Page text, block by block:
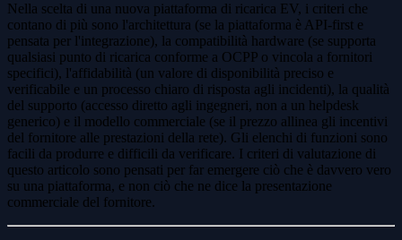
Nella scelta di una nuova piattaforma di ricarica EV, i criteri che
contano di più sono l'architettura (se la piattaforma è API-first e
pensata per l'integrazione), la compatibilità hardware (se supporta
qualsiasi punto di ricarica conforme a OCPP o vincola a fornitori
specifici), l'affidabilità (un valore di disponibilità preciso e
verificabile e un processo chiaro di risposta agli incidenti), la qualità
del supporto (accesso diretto agli ingegneri, non a un helpdesk
generico) e il modello commerciale (se il prezzo allinea gli incentivi
del fornitore alle prestazioni della rete). Gli elenchi di funzioni sono
facili da produrre e difficili da verificare. I criteri di valutazione di
questo articolo sono pensati per far emergere ciò che è davvero vero
su una piattaforma, e non ciò che ne dice la presentazione
commerciale del fornitore.